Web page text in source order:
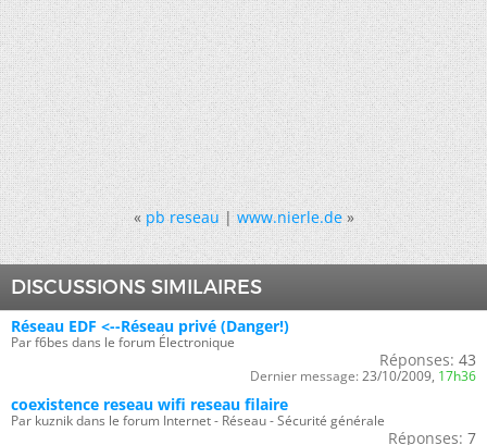
« pb reseau|www.nierle.de »
DISCUSSIONS SIMILAIRES
Réseau EDF <--Réseau privé (Danger!)
Par f6bes dans le forum Électronique
Réponses: 43
Dernier message: 23/10/2009, 17h36
coexistence reseau wifi reseau filaire
Par kuznik dans le forum Internet - Réseau - Sécurité générale
Réponses: 7